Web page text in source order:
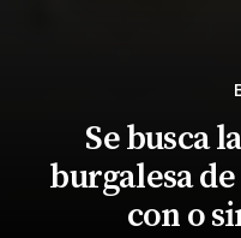
Se busca
burgalesa
con o